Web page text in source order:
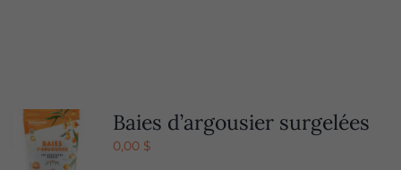
Baies d’argousier surgelées
0,00 $